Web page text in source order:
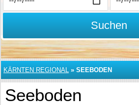
Suchen
KÄRNTEN REGIONAL » SEEBODEN
Seeboden